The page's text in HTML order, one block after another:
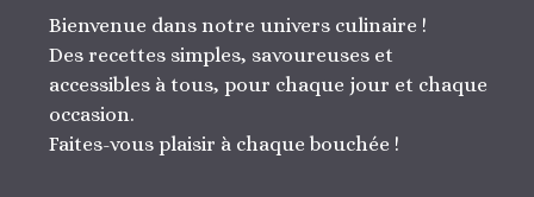
Bienvenue dans notre univers culinaire !
Des recettes simples, savoureuses et
accessibles à tous, pour chaque jour et chaque
occasion.
Faites-vous plaisir à chaque bouchée !